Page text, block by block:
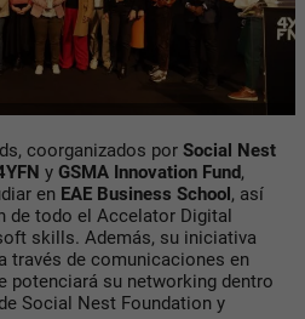
coorganizados por Social Nest
y GSMA Innovation Fund,
en EAE Business School, así
de todo el Accelator Digital
skills. Además, su iniciativa
través de comunicaciones en
potenciará su networking dentro
Social Nest Foundation y